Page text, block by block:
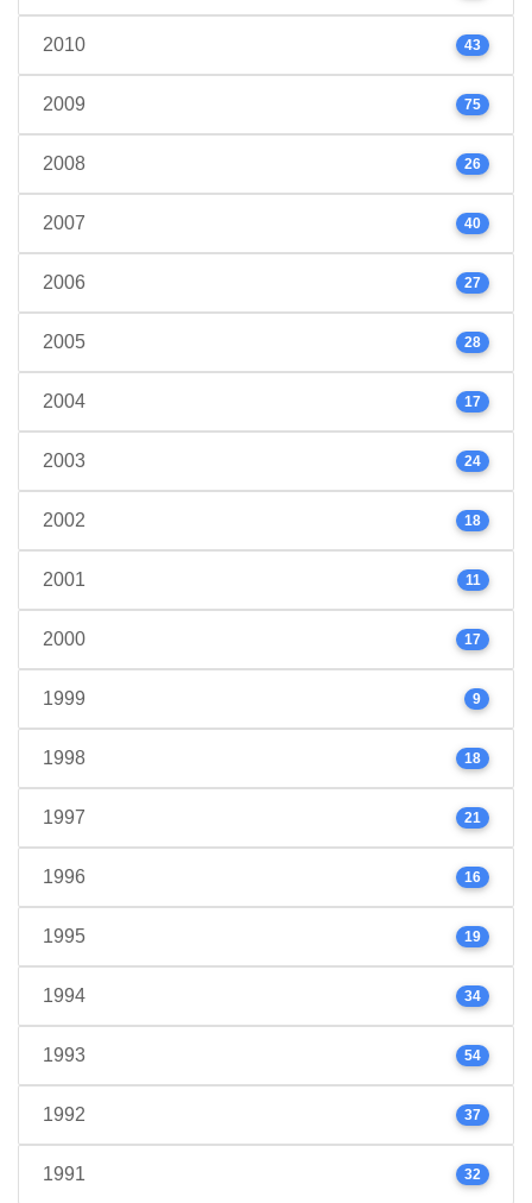
2010 43
2009 75
2008 26
2007 40
2006 27
2005 28
2004 17
2003 24
2002 18
2001 11
2000 17
1999 9
1998 18
1997 21
1996 16
1995 19
1994 34
1993 54
1992 37
1991 32